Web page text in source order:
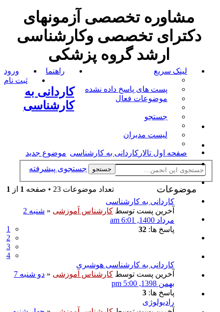
مشاوره تخصصی آزمونهای
دکترای تخصصی وکارشناسی
ارشد گروه پزشکی
لینک سریع
پست های پاسخ داده نشده
موضوعات فعال
جستجو
لیست مدیران
راهنما
ورود
ثبت نام
صفحه اول تالار کاردانی به کارشناسی
کاردانی به
کارشناسی
موضوع جدید
جستجو جستجوی پیشرفته
تعداد موضوعات 23 • صفحه 1 از 1 موضوعات
کاردانی به کارشناسی
آخرین پست توسط کارشناس آموزشی «
شنبه 2
مرداد 1400, 6:01 am
پاسخ ها: 32
1
2
3
4
کاردانی به کارشناسی هوشبری
آخرین پست توسط کارشناس آموزشی «
دو شنبه 7
بهمن 1398, 5:00 pm
پاسخ ها: 3
رادیولوژی